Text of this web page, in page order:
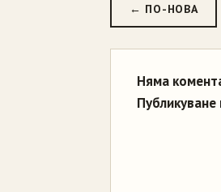
← ПО-НОВА
Няма